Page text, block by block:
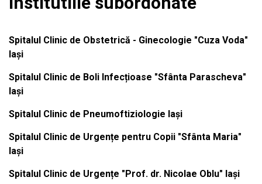
Spitalul Clinic de Obstetrică - Ginecologie "Cuza Voda"
Iași
Spitalul Clinic de Boli Infecțioase "Sfânta Parascheva"
Iași
Spitalul Clinic de Pneumoftiziologie Iași
Spitalul Clinic de Urgențe pentru Copii "Sfânta Maria"
Iași
Spitalul Clinic de Urgențe "Prof. dr. Nicolae Oblu" Iași